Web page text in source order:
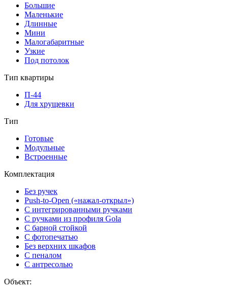
Большие
Маленькие
Длинные
Мини
Малогабаритные
Узкие
Под потолок
Тип квартиры
П-44
Для хрущевки
Тип
Готовые
Модульные
Встроенные
Комплектация
Без ручек
Push-to-Open («нажал-открыл»)
С интегрированными ручками
С ручками из профиля Gola
С барной стойкой
С фотопечатью
Без верхних шкафов
С пеналом
С антресолью
Объект: